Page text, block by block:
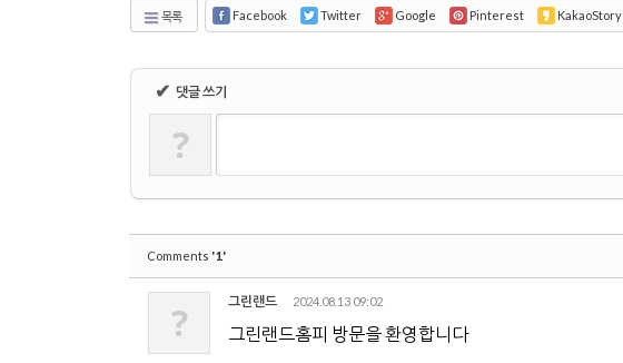
목록 Facebook Twitter Google Pinterest KakaoStory
✔ 댓글 쓰기
?
Comments '1'
? 그린랜드 2024.08.13 09:02
그린랜드홈피 방문을 환영합니다